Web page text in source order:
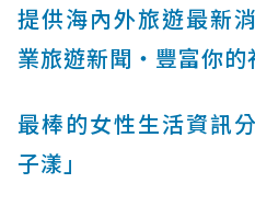
提供海內外旅遊最新
業旅遊新聞‧豐富你的
最棒的女性生活資訊
子漾」